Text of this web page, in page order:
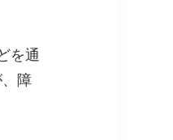
を通
障